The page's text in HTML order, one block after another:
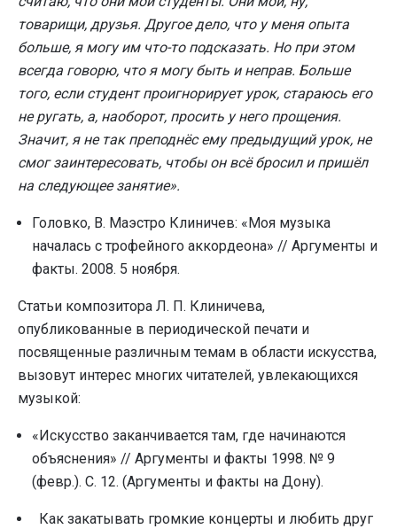
товарищи, друзья. Другое дело, что у меня опыта
больше, я могу им что-то подсказать. Но при этом
всегда говорю, что я могу быть и неправ. Больше
того, если студент проигнорирует урок, стараюсь его
не ругать, а, наоборот, просить у него прощения.
Значит, я не так преподнёс ему предыдущий урок, не
смог заинтересовать, чтобы он всё бросил и пришёл
на следующее занятие».
Головко, В. Маэстро Клиничев: «Моя музыка
началась с трофейного аккордеона» // Аргументы и
факты. 2008. 5 ноября.
Статьи композитора Л. П. Клиничева,
опубликованные в периодической печати и
посвященные различным темам в области искусства,
вызовут интерес многих читателей, увлекающихся
музыкой:
«Искусство заканчивается там, где начинаются
объяснения» // Аргументы и факты 1998. № 9
(февp.). С. 12. (Аргументы и факты на Дону).
Как закатывать громкие концерты и любить друг